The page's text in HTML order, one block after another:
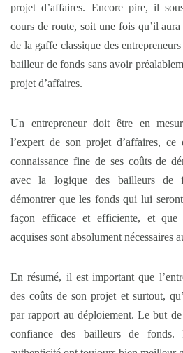
projet d’affaires. Encore pire, il
cours de route, soit une fois qu’il
de la gaffe classique des
bailleur de fonds sans avoir
projet d’affaires.
Un entrepreneur doit être en
l’expert de son projet d’affaires,
connaissance fine de ses coûts de
avec la logique des bailleurs de
démontrer que les fonds qui lui
façon efficace et efficiente, et que
acquises sont absolument nécessaires
En résumé, il est important que
des coûts de son projet et surtout,
par rapport au déploiement. Le but
confiance des bailleurs de